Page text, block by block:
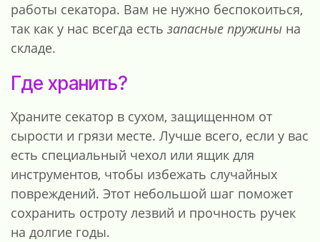
работы секатора. Вам не нужно беспокоиться,
так как у нас всегда есть запасные пружины на
складе.
Где хранить?
Храните секатор в сухом, защищенном от
сырости и грязи месте. Лучше всего, если у вас
есть специальный чехол или ящик для
инструментов, чтобы избежать случайных
повреждений. Этот небольшой шаг поможет
сохранить остроту лезвий и прочность ручек
на долгие годы.